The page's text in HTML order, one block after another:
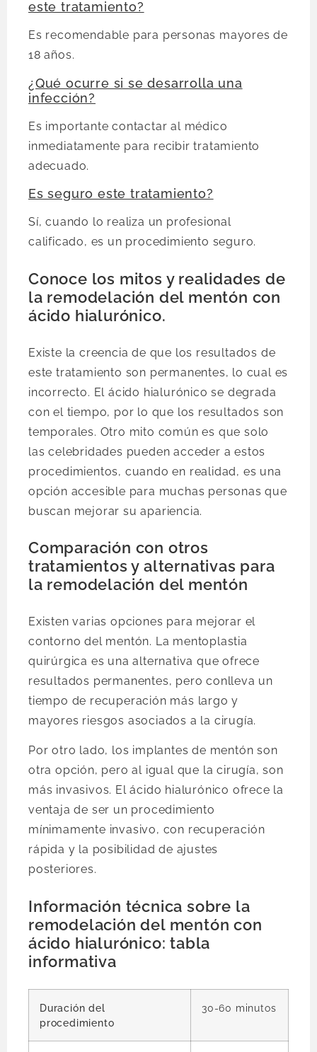
este tratamiento?
Es recomendable para personas mayores de
18 años.
¿Qué ocurre si se desarrolla una
infección?
Es importante contactar al médico
inmediatamente para recibir tratamiento
adecuado.
Es seguro este tratamiento?
Sí, cuando lo realiza un profesional
calificado, es un procedimiento seguro.
Conoce los mitos y realidades de
la remodelación del mentón con
ácido hialurónico.
Existe la creencia de que los resultados de
este tratamiento son permanentes, lo cual es
incorrecto. El ácido hialurónico se degrada
con el tiempo, por lo que los resultados son
temporales. Otro mito común es que solo
las celebridades pueden acceder a estos
procedimientos, cuando en realidad, es una
opción accesible para muchas personas que
buscan mejorar su apariencia.
Comparación con otros
tratamientos y alternativas para
la remodelación del mentón
Existen varias opciones para mejorar el
contorno del mentón. La mentoplastia
quirúrgica es una alternativa que ofrece
resultados permanentes, pero conlleva un
tiempo de recuperación más largo y
mayores riesgos asociados a la cirugía.
Por otro lado, los implantes de mentón son
otra opción, pero al igual que la cirugía, son
más invasivos. El ácido hialurónico ofrece la
ventaja de ser un procedimiento
mínimamente invasivo, con recuperación
rápida y la posibilidad de ajustes
posteriores.
Información técnica sobre la
remodelación del mentón con
ácido hialurónico: tabla
informativa
Duración del
procedimiento
30-60 minutos